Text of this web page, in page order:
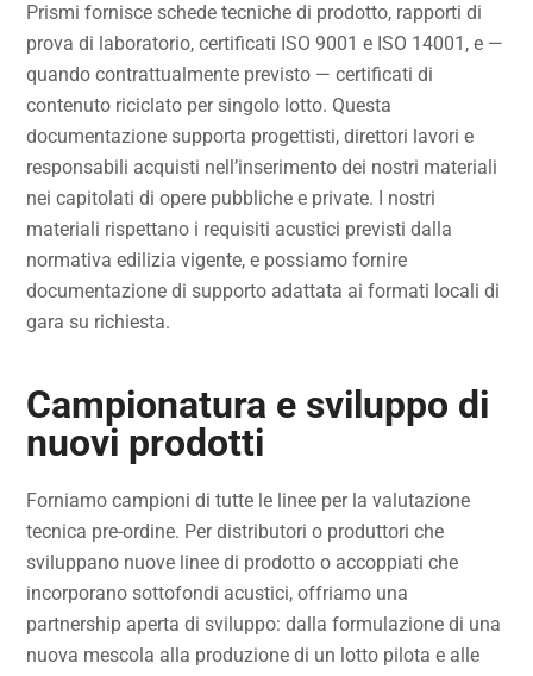
Prismi fornisce schede tecniche di prodotto, rapporti di
prova di laboratorio, certificati ISO 9001 e ISO 14001, e —
quando contrattualmente previsto — certificati di
contenuto riciclato per singolo lotto. Questa
documentazione supporta progettisti, direttori lavori e
responsabili acquisti nell’inserimento dei nostri materiali
nei capitolati di opere pubbliche e private. I nostri
materiali rispettano i requisiti acustici previsti dalla
normativa edilizia vigente, e possiamo fornire
documentazione di supporto adattata ai formati locali di
gara su richiesta.
Campionatura e sviluppo di
nuovi prodotti
Forniamo campioni di tutte le linee per la valutazione
tecnica pre-ordine. Per distributori o produttori che
sviluppano nuove linee di prodotto o accoppiati che
incorporano sottofondi acustici, offriamo una
partnership aperta di sviluppo: dalla formulazione di una
nuova mescola alla produzione di un lotto pilota e alle